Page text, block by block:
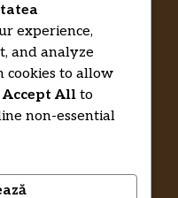
Privacy Policy
experience,
and analyze
cookies to allow
Accept All to
non-essential